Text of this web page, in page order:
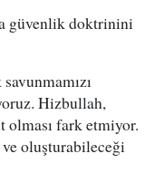
güvenlik doktrinini
Hizbullah,
olması fark etmiyor.
oluşturabileceği